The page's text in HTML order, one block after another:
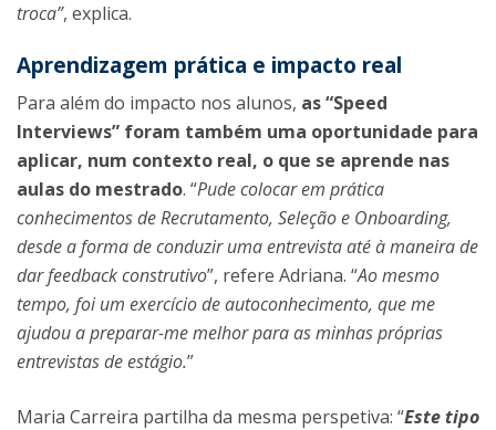
troca”, explica.
Aprendizagem prática e impacto real
Para além do impacto nos alunos, as “Speed
Interviews” foram também uma oportunidade para
aplicar, num contexto real, o que se aprende nas
aulas do mestrado. “Pude colocar em prática
conhecimentos de Recrutamento, Seleção e Onboarding,
desde a forma de conduzir uma entrevista até à maneira de
dar feedback construtivo”, refere Adriana. “Ao mesmo
tempo, foi um exercício de autoconhecimento, que me
ajudou a preparar-me melhor para as minhas próprias
entrevistas de estágio.”
Maria Carreira partilha da mesma perspetiva: “Este tipo